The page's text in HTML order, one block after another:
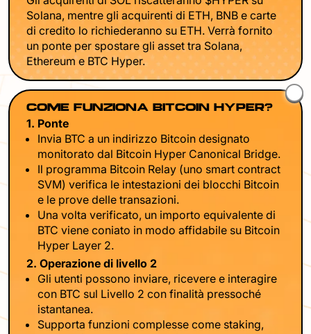
Solana, mentre gli acquirenti di ETH, BNB e carte
di credito lo richiederanno su ETH. Verrà fornito
un ponte per spostare gli asset tra Solana,
Ethereum e BTC Hyper.
COME FUNZIONA BITCOIN HYPER?
1. Ponte
Invia BTC a un indirizzo Bitcoin designato
monitorato dal Bitcoin Hyper Canonical Bridge.
Il programma Bitcoin Relay (uno smart contract
SVM) verifica le intestazioni dei blocchi Bitcoin
e le prove delle transazioni.
Una volta verificato, un importo equivalente di
BTC viene coniato in modo affidabile su Bitcoin
Hyper Layer 2.
2. Operazione di livello 2
Gli utenti possono inviare, ricevere e interagire
con BTC sul Livello 2 con finalità pressoché
istantanea.
Supporta funzioni complesse come staking,